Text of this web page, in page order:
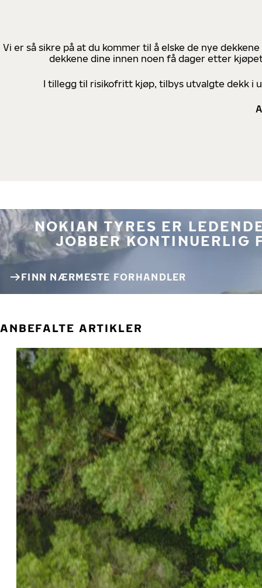
Vi er så sikre på at du kommer til å elske de nye
dekkene dine innen noen få dager etter
I tillegg til risikofritt kjøp, tilbys utvalgte dekk i
NOKIAN TYRES ER
JOBBER KONTINUERLIG
FINN NÆRMESTE FORHANDLER
ANBEFALTE ARTIKLER